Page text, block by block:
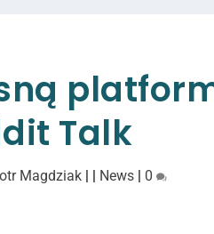
Talk
Magdziak| | News| 0